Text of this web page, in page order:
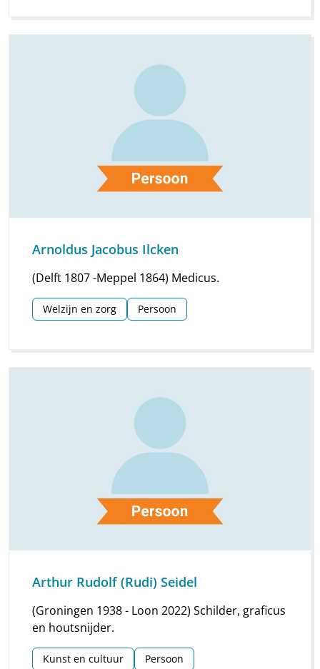
Arnoldus Jacobus Ilcken
(Delft 1807 -Meppel 1864) Medicus.
Welzijn en zorg Persoon
Arthur Rudolf (Rudi) Seidel
(Groningen 1938 - Loon 2022) Schilder, graficus
en houtsnijder.
Kunst en cultuur Persoon